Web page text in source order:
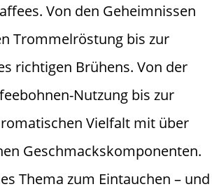
Von den Geheimnissen
Trommelröstung bis zur
richtigen Brühens. Von der
Nutzung bis zur
Vielfalt mit über
Geschmackskomponenten.
Thema zum Eintauchen – und